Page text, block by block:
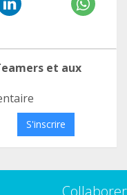
et aux
S'inscrire
Collaborer